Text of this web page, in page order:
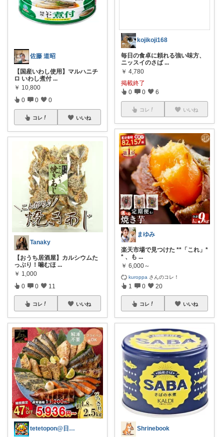
佐藤 道昭
【国産いわし使用】マルハニチ
ロ いわし煮付 ...
￥ 10,800
0 0 0
コレ いいね
Tanaky
【おうち居酒屋】カルシウムた
っぷり！噛むほ ...
￥ 1,000
0 0 11
コレ いいね
tetetopon@日用品紹介❗️
kojikoji168
毎日の食卓に頼れる強い味方、
ニッスイのさば ...
￥ 4,780
掲載終了
0 0 6
コレ いいね
まゆみ
楽天市場で見つけた **「これ」*
* 、も ...
￥ 6,000～
kuroppa さんのコレ！
1 0 20
コレ いいね
Shrinebook